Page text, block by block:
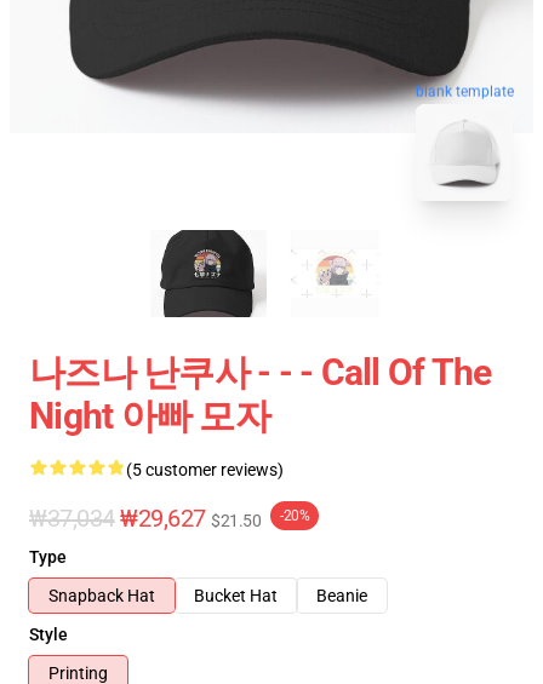
blank template
나즈나 난쿠사 - - - Call Of The
Night 아빠 모자
(5 customer reviews)
₩37,034₩29,627 $21.50 -20%
Type
Snapback Hat
Bucket Hat
Beanie
Style
Printing